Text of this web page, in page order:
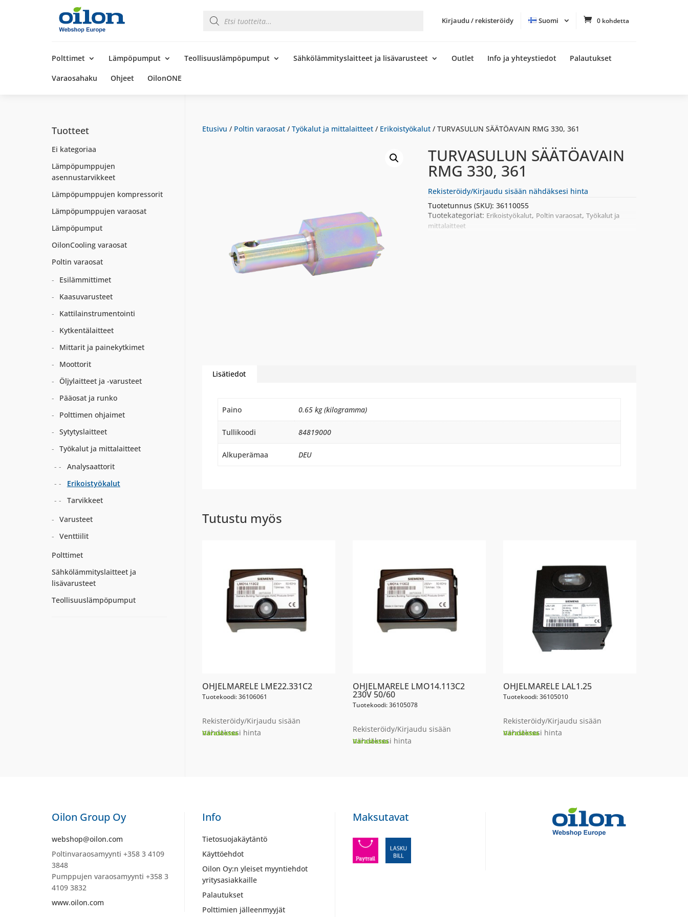
Kirjaudu / rekisteröidy Suomi 0 kohdetta
search
Polttimet Lämpöpumput Teollisuuslämpöpumput Sähkölämmityslaitteet ja lisävarusteet Outlet Info ja yhteystiedot Palautukset
Varaosahaku Ohjeet OilonONE
Etusivu / Poltin varaosat/ Työkalut ja mittalaitteet/ Erikoistyökalut/ TURVASULUN SÄÄTÖAVAIN RMG 330, 361
TURVASULUN SÄÄTÖAVAIN
RMG 330, 361
Rekisteröidy/Kirjaudu sisään nähdäksesi hinta
Tuotetunnus (SKU):36110055
Tuotekategoriat: Erikoistyökalut, Poltin varaosat,Työkalut ja
mittalaitteet
Lisätiedot
Paino 0.65 kg (kilogramma)
Tullikoodi 84819000
Alkuperämaa DEU
Tutustu myös
OHJELMARELE LME22.331C2
Tuotekoodi: 36106061
Rekisteröidy/Kirjaudu sisään
nähdäksesi hinta
Varastossa
OHJELMARELE LMO14.113C2
230V 50/60
Tuotekoodi: 36105078
Rekisteröidy/Kirjaudu sisään
nähdäksesi hinta
Varastossa
OHJELMARELE LAL1.25
Tuotekoodi: 36105010
Rekisteröidy/Kirjaudu sisään
nähdäksesi hinta
Varastossa
Tuotteet
Ei kategoriaa
Lämpöpumppujen
asennustarvikkeet
Lämpöpumppujen kompressorit
Lämpöpumppujen varaosat
Lämpöpumput
OilonCooling varaosat
Poltin varaosat
Esilämmittimet
Kaasuvarusteet
Kattilainstrumentointi
Kytkentälaitteet
Mittarit ja painekytkimet
Moottorit
Öljylaitteet ja -varusteet
Pääosat ja runko
Polttimen ohjaimet
Sytytyslaitteet
Työkalut ja mittalaitteet
Analysaattorit
Erikoistyökalut
Tarvikkeet
Varusteet
Venttiilit
Polttimet
Sähkölämmityslaitteet ja
lisävarusteet
Teollisuuslämpöpumput
Oilon Group Oy
webshop@oilon.com
Poltinvaraosamyynti +358 3 4109
3848
Pumppujen varaosamyynti +358 3
4109 3832
www.oilon.com
Info
Tietosuojakäytäntö
Käyttöehdot
Oilon Oy:n yleiset myyntiehdot
yritysasiakkaille
Palautukset
Polttimien jälleenmyyjät
Maksutavat